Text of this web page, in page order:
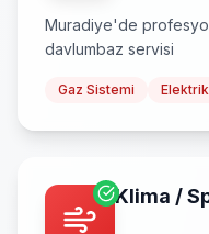
Muradiye'de
davlumbaz servisi
Gaz Sistemi Elektrik
Klima /